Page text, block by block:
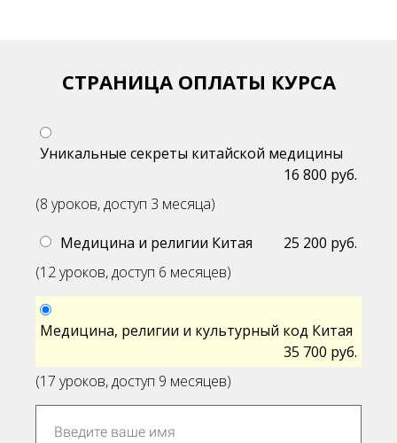
СТРАНИЦА ОПЛАТЫ КУРСА
Уникальные секреты китайской медицины
16 800 руб.
(8 уроков, доступ 3 месяца)
Медицина и религии Китая
25 200 руб.
(12 уроков, доступ 6 месяцев)
Медицина, религии и культурный код Китая
35 700 руб.
(17 уроков, доступ 9 месяцев)